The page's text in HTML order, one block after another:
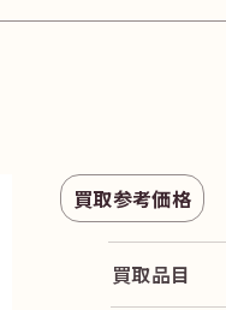
買取参考価格
買取品目